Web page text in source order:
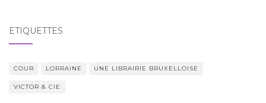
ÉTIQUETTES
COUR LORRAINE UNE LIBRAIRIE BRUXELLOISE
VICTOR & CIE